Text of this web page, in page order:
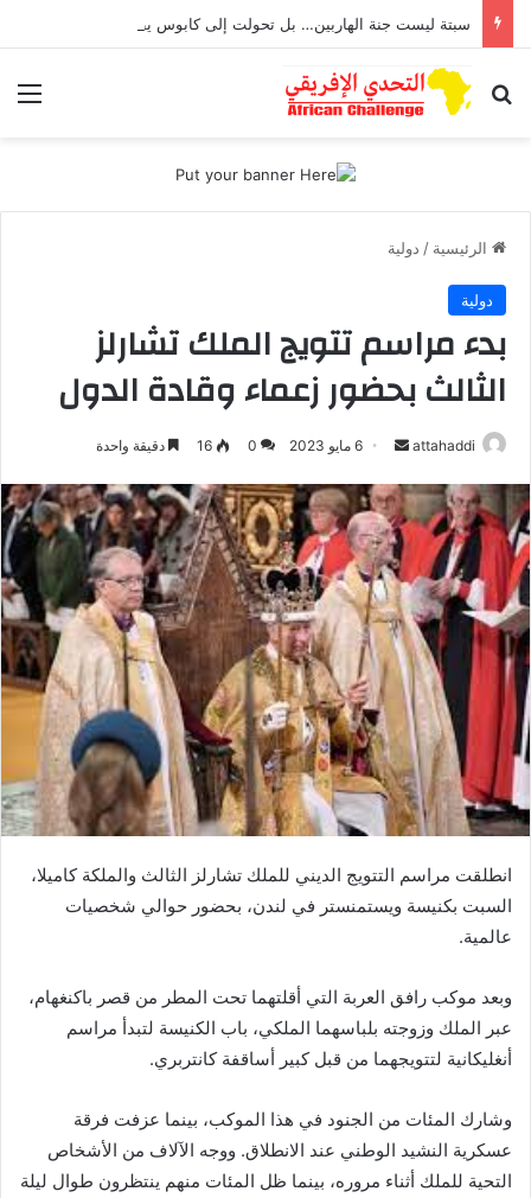
بحث عن
الرئيسية / دولية
دولية
بدء مراسم تتويج الملك تشارلز
الثالث بحضور زعماء وقادة الدول
attahaddi
أرسل
إلكترونيا
6 مايو 2023 0
16 دقيقة واحدة
انطلقت مراسم التتويج الديني للملك تشارلز الثالث والملكة كاميلا،
السبت بكنيسة ويستمنستر في لندن، بحضور حوالي شخصيات
عالمية.
وبعد موكب رافق العربة التي أقلتهما تحت المطر من قصر باكنغهام،
عبر الملك وزوجته بلباسهما الملكي، باب الكنيسة لتبدأ مراسم
أنغليكانية لتتويجهما من قبل كبير أساقفة كانتربري.
وشارك المئات من الجنود في هذا الموكب، بينما عزفت فرقة
عسكرية النشيد الوطني عند الانطلاق. ووجه الآلاف من الأشخاص
التحية للملك أثناء مروره، بينما ظل المئات منهم ينتظرون طوال ليلة